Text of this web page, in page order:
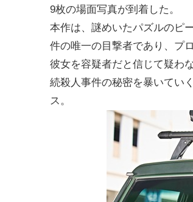
9枚の場面写真が到着した。
本作は、謎めいたパズルのピ
件の唯一の目撃者であり、プ
彼女を容疑者だと信じて疑わ
続殺人事件の秘密を暴いてい
ス。